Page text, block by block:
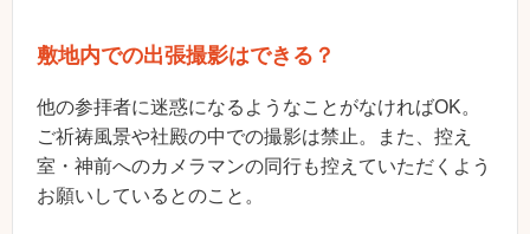
敷地内での出張撮影はできる？
他の参拝者に迷惑になるようなことがなければOK。
ご祈祷風景や社殿の中での撮影は禁止。また、控え
室・神前へのカメラマンの同行も控えていただくよう
お願いしているとのこと。